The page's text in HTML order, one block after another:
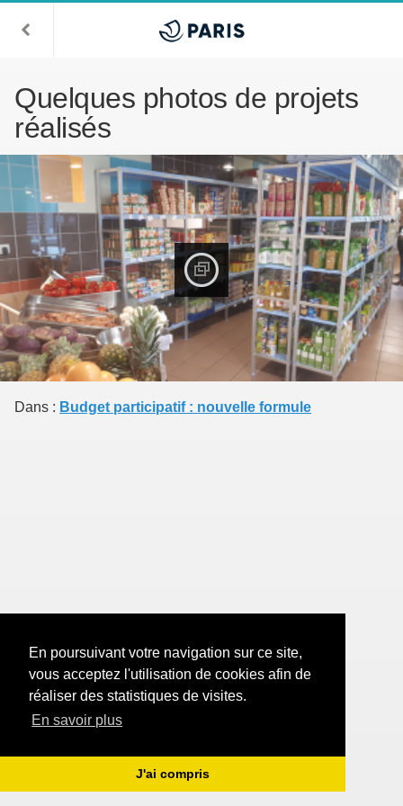
En poursuivant votre navigation sur ce site,
vous acceptez l'utilisation de cookies afin de
réaliser des statistiques de visites.
En savoir plus
J'ai compris
Quelques photos de projets
réalisés
Dans : Budget participatif : nouvelle formule